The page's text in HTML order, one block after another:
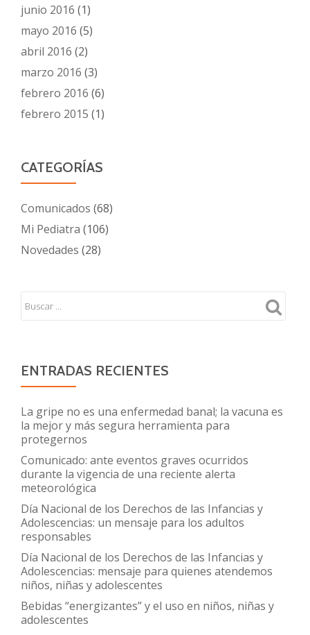
junio 2016 (1)
mayo 2016 (5)
abril 2016 (2)
marzo 2016 (3)
febrero 2016 (6)
febrero 2015 (1)
CATEGORÍAS
Comunicados (68)
Mi Pediatra (106)
Novedades (28)
ENTRADAS RECIENTES
La gripe no es una enfermedad banal; la vacuna es
la mejor y más segura herramienta para
protegernos
Comunicado: ante eventos graves ocurridos
durante la vigencia de una reciente alerta
meteorológica
Día Nacional de los Derechos de las Infancias y
Adolescencias: un mensaje para los adultos
responsables
Día Nacional de los Derechos de las Infancias y
Adolescencias: mensaje para quienes atendemos
niños, niñas y adolescentes
Bebidas “energizantes” y el uso en niños, niñas y
adolescentes